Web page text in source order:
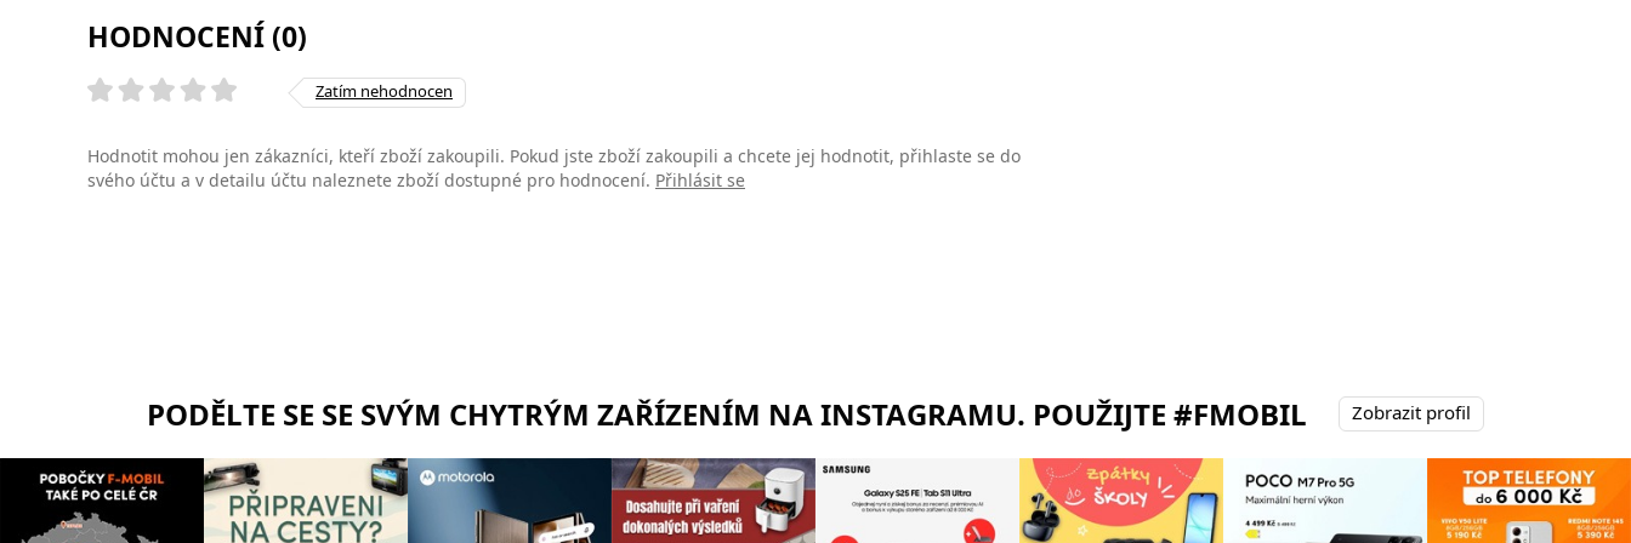
HODNOCENÍ (0)
Zatím nehodnocen
Hodnotit mohou jen zákazníci, kteří zboží zakoupili. Pokud jste zboží zakoupili a chcete jej hodnotit, přihlaste se do
svého účtu a v detailu účtu naleznete zboží dostupné pro hodnocení. Přihlásit se
PODĚLTE SE SE SVÝM CHYTRÝM ZAŘÍZENÍM NA INSTAGRAMU. POUŽIJTE #FMOBIL Zobrazit profil